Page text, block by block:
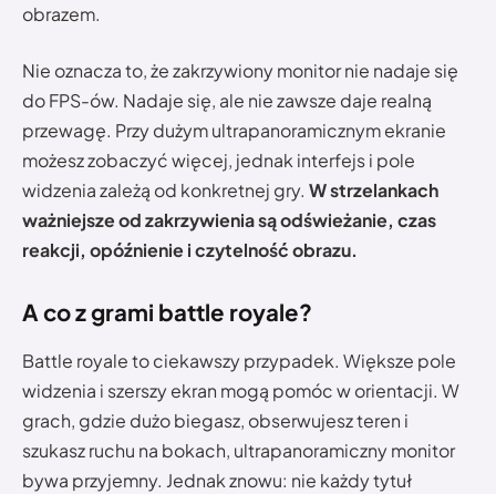
obrazem.
Nie oznacza to, że zakrzywiony monitor nie nadaje się
do FPS-ów. Nadaje się, ale nie zawsze daje realną
przewagę. Przy dużym ultrapanoramicznym ekranie
możesz zobaczyć więcej, jednak interfejs i pole
widzenia zależą od konkretnej gry. W strzelankach
ważniejsze od zakrzywienia są odświeżanie, czas
reakcji, opóźnienie i czytelność obrazu.
A co z grami battle royale?
Battle royale to ciekawszy przypadek. Większe pole
widzenia i szerszy ekran mogą pomóc w orientacji. W
grach, gdzie dużo biegasz, obserwujesz teren i
szukasz ruchu na bokach, ultrapanoramiczny monitor
bywa przyjemny. Jednak znowu: nie każdy tytuł